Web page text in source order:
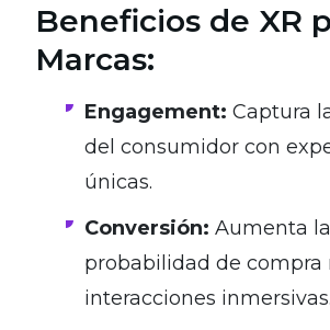
Beneficios de XR
Marcas:
Engagement: Captura
del consumidor con
únicas.
Conversión: Aumenta la
probabilidad de compra
interacciones inmersivas.